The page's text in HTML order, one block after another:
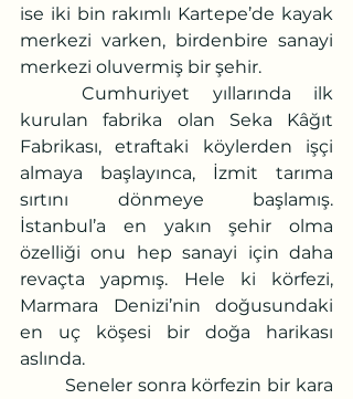
ise iki bin rakımlı Kartepe’de kayak
merkezi varken, birdenbire sanayi
merkezi oluvermiş bir şehir.
	Cumhuriyet yıllarında ilk
kurulan fabrika olan Seka Kâğıt
Fabrikası, etraftaki köylerden işçi
almaya başlayınca, İzmit tarıma
sırtını dönmeye başlamış.
İstanbul’a en yakın şehir olma
özelliği onu hep sanayi için daha
revaçta yapmış. Hele ki körfezi,
Marmara Denizi’nin doğusundaki
en uç köşesi bir doğa harikası
aslında.